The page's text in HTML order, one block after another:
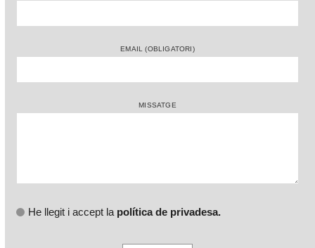
EMAIL (OBLIGATORI)
MISSATGE
He llegit i accept la política de privadesa.